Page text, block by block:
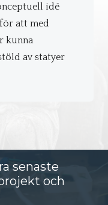
idé
att med
kunna
av statyer
senaste
och